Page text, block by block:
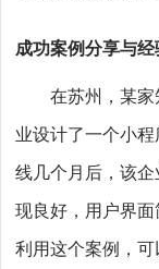
成功案例分享与经
在苏州，某
业设计了一个小
线几个月后，该
现良好，用户界面
利用这个案例，